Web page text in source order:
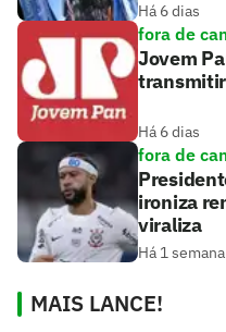
Há 6 dias
fora de
Jovem
Há 6 dias
fora de
ironiza
viraliza
Há 1 semana
MAIS LANCE!